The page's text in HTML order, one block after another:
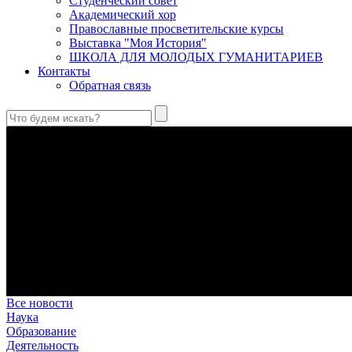
Академический хор
Православные просветительские курсы
Выставка "Моя История"
ШКОЛА ДЛЯ МОЛОДЫХ ГУМАНИТАРИЕВ
Контакты
Обратная связь
Все новости
Наука
Образование
Деятельность